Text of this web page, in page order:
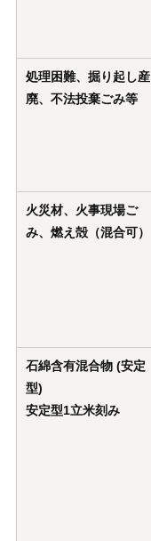
処理困難、掘り起し産
廃、不法投棄ごみ等
火災材、火事現場ご
み、燃え殻（混合可）
石綿含有混合物 (安定
型)
安定型1立米刻み